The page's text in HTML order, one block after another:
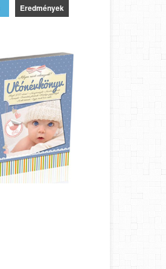
Eredmények